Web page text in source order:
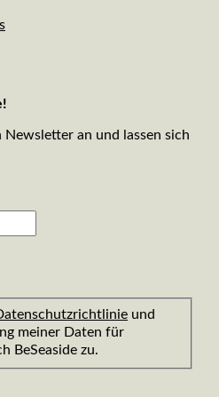
an und lassen sich
und
meiner Daten für
BeSeaside zu.